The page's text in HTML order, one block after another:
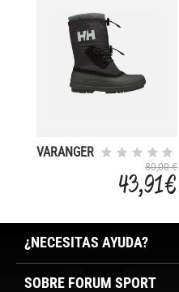
VARANGER
80,00 €
43,91 €
¿NECESITAS AYUDA?
SOBRE FORUM SPORT